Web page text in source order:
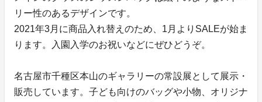
リー性のあるデザインです。
2021年3月に商品入れ替えのため、1月よりSALEが始ま
ります。入園入学のお祝いなどにぜひどうぞ。
名古屋市千種区本山のギャラリーの常設展として展示・
販売しています。子ども向けのバッグや小物、オリジナ